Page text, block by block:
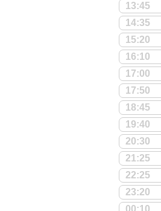
13:45
14:35
15:20
16:10
17:00
17:50
18:45
19:40
20:30
21:25
22:25
23:20